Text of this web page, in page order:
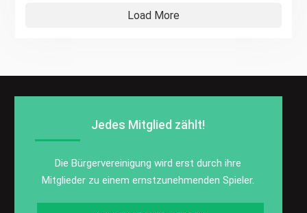
Load More
Jedes Mitglied zählt!
Die Bürgervereinigung wird erst durch ihre
Mitglieder zu einem ernstzunehmenden Spieler.